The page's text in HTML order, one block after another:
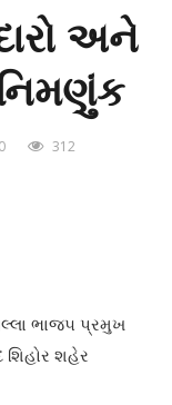
અને
નિમણુંક
312
ભાજ૫ પ્રમુખ
શિહોર શહેર